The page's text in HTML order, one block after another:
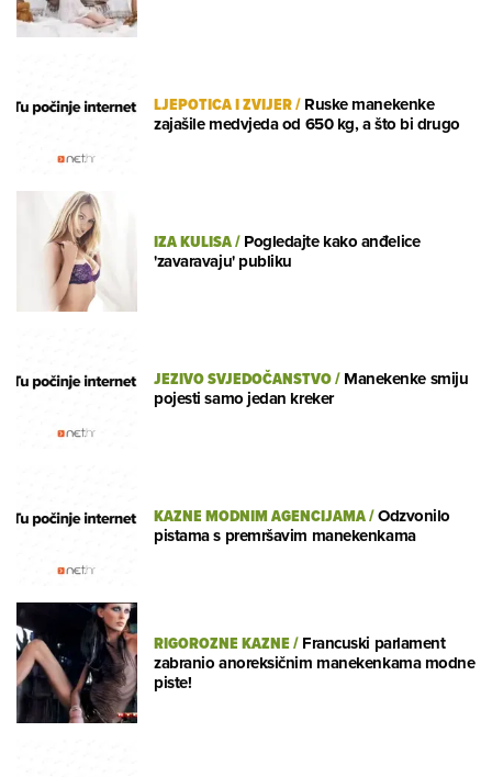
LJEPOTICA I ZVIJER/Ruske manekenke
zajašile medvjeda od 650 kg, a što bi drugo
IZA KULISA/Pogledajte kako anđelice
'zavaravaju' publiku
JEZIVO SVJEDOČANSTVO/Manekenke smiju
pojesti samo jedan kreker
KAZNE MODNIM AGENCIJAMA/Odzvonilo
pistama s premršavim manekenkama
RIGOROZNE KAZNE/Francuski parlament
zabranio anoreksičnim manekenkama modne
piste!